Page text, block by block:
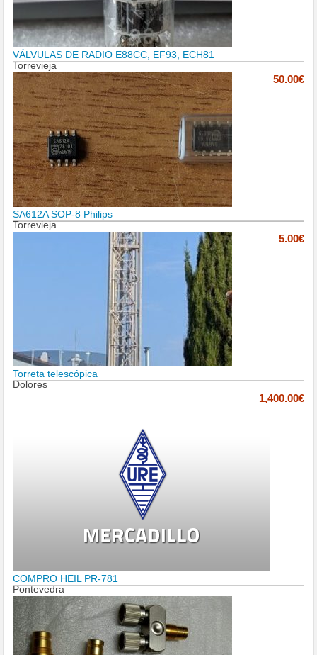
VÁLVULAS DE RADIO E88CC, EF93, ECH81
Torrevieja
50.00€
SA612A SOP-8 Philips
Torrevieja
5.00€
Torreta telescópica
Dolores
1,400.00€
COMPRO HEIL PR-781
Pontevedra